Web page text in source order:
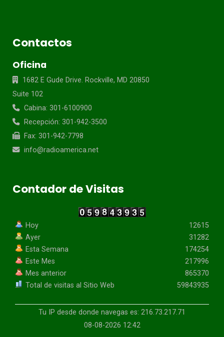
Contactos
Oficina
1682 E Gude Drive. Rockville, MD 20850
Suite 102
Cabina: 301-6100900
Recepción: 301-942-3500
Fax: 301-942-7798
info@radioamerica.net
Contador de Visitas
Hoy
Ayer
Esta Semana
Este Mes
Mes anterior
Total de visitas al Sitio Web
12615
31282
174254
217996
865370
59843935
Tu IP desde donde navegas es: 216.73.217.71
08-08-2026 12:42